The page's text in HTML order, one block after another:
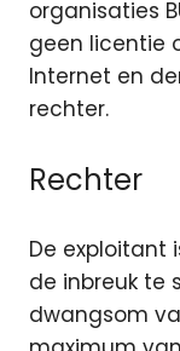
organisaties
geen licentie
Internet en
rechter.
Rechter
De exploitant
de inbreuk te
dwangsom